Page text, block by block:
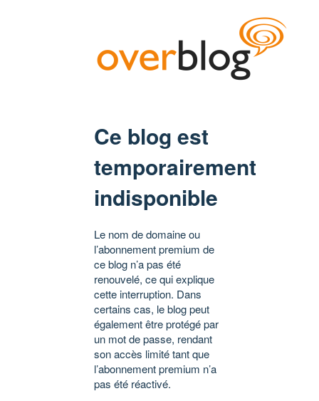
Ce blog est
temporairement
indisponible
Le nom de domaine ou
l’abonnement premium de
ce blog n’a pas été
renouvelé, ce qui explique
cette interruption. Dans
certains cas, le blog peut
également être protégé par
un mot de passe, rendant
son accès limité tant que
l’abonnement premium n’a
pas été réactivé.